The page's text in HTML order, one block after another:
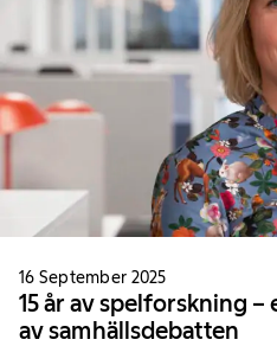
16 September 2025
15 år av spelforskning –
av samhällsdebatten